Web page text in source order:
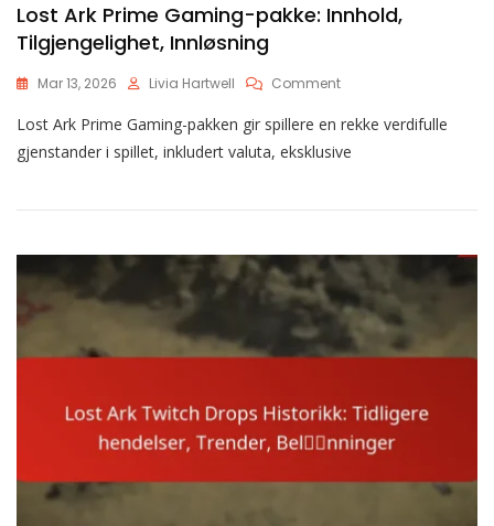
Lost Ark Prime Gaming-pakke: Innhold,
Tilgjengelighet, Innløsning
Mar 13, 2026 Livia Hartwell CommentOn
Ark
Prime
Innhold,
Lost Ark Prime Gaming-pakken gir spillere en rekke verdifulle
gjenstander i spillet, inkludert valuta, eksklusive